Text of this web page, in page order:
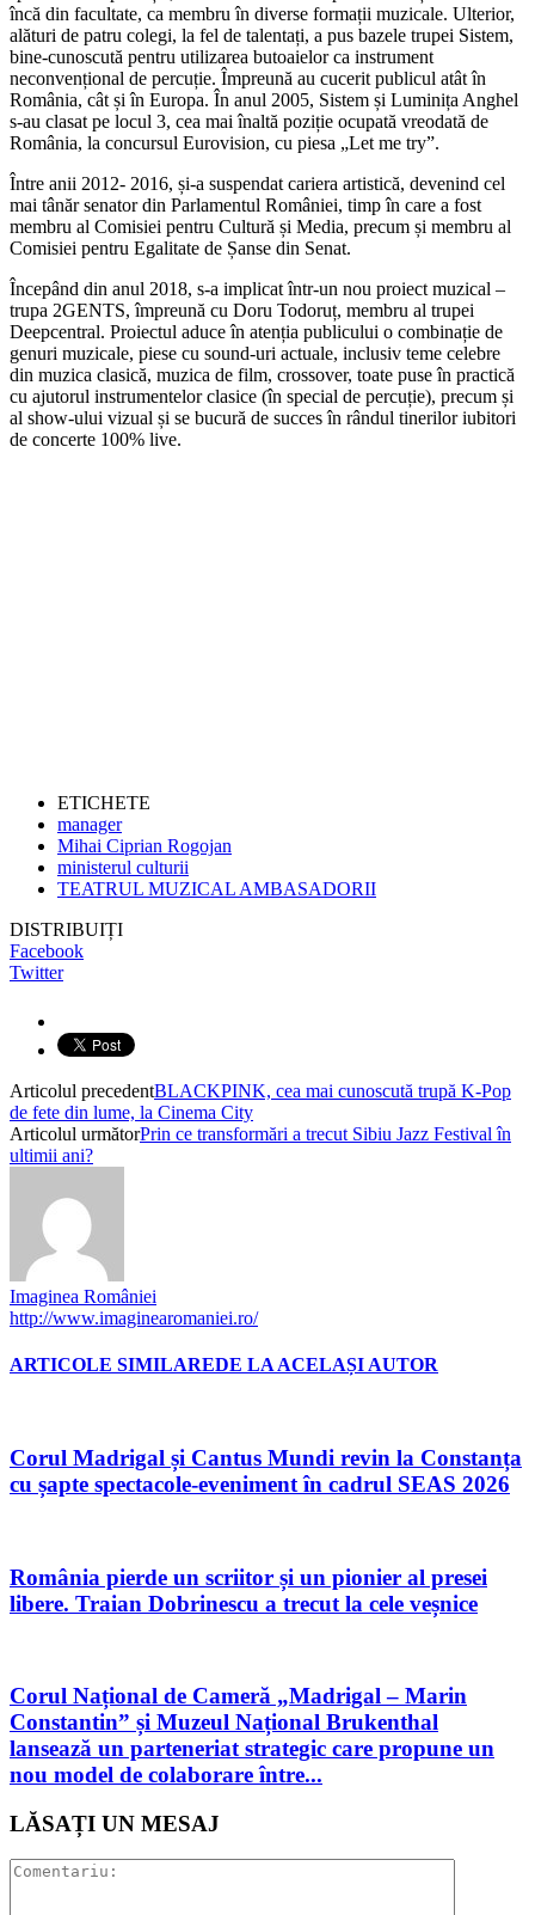
încă din facultate, ca membru în diverse formații muzicale. Ulterior,
alături de patru colegi, la fel de talentați, a pus bazele trupei Sistem,
bine-cunoscută pentru utilizarea butoaielor ca instrument
neconvențional de percuție. Împreună au cucerit publicul atât în
România, cât și în Europa. În anul 2005, Sistem și Luminița Anghel
s-au clasat pe locul 3, cea mai înaltă poziție ocupată vreodată de
România, la concursul Eurovision, cu piesa „Let me try”.
Între anii 2012- 2016, și-a suspendat cariera artistică, devenind cel
mai tânăr senator din Parlamentul României, timp în care a fost
membru al Comisiei pentru Cultură și Media, precum și membru al
Comisiei pentru Egalitate de Șanse din Senat.
Începând din anul 2018, s-a implicat într-un nou proiect muzical –
trupa 2GENTS, împreună cu Doru Todoruț, membru al trupei
Deepcentral. Proiectul aduce în atenția publicului o combinație de
genuri muzicale, piese cu sound-uri actuale, inclusiv teme celebre
din muzica clasică, muzica de film, crossover, toate puse în practică
cu ajutorul instrumentelor clasice (în special de percuție), precum și
al show-ului vizual și se bucură de succes în rândul tinerilor iubitori
de concerte 100% live.
ETICHETE
manager
Mihai Ciprian Rogojan
ministerul culturii
TEATRUL MUZICAL AMBASADORII
DISTRIBUIȚI
Facebook
Twitter
Articolul precedentBLACKPINK, cea mai cunoscută trupă K-Pop
de fete din lume, la Cinema City
Articolul următorPrin ce transformări a trecut Sibiu Jazz Festival în
ultimii ani?
Imaginea României
http://www.imaginearomaniei.ro/
ARTICOLE SIMILAREDE LA ACELAȘI AUTOR
Corul Madrigal și Cantus Mundi revin la Constanța
cu șapte spectacole-eveniment în cadrul SEAS 2026
România pierde un scriitor și un pionier al presei
libere. Traian Dobrinescu a trecut la cele veșnice
Corul Național de Cameră „Madrigal – Marin
Constantin” și Muzeul Național Brukenthal
lansează un parteneriat strategic care propune un
nou model de colaborare între...
LĂSAȚI UN MESAJ